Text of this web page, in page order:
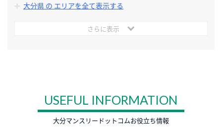
大分県 の エリアを全て表示する
さらに表示
USEFUL INFORMATION
大分マンスリードットコムお役立ち情報